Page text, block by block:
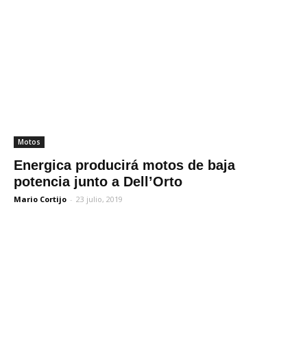
Motos
Energica producirá motos de baja
potencia junto a Dell’Orto
Mario Cortijo - 23 julio, 2019